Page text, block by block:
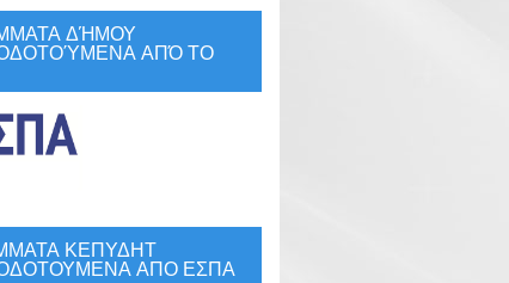
ΔΉΜΟΥ
ΑΠΌ ΤΟ
ΚΕΠΥΔΗΤ
ΑΠΟ ΕΣΠΑ